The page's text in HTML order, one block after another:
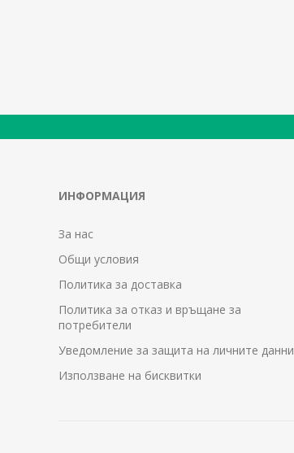
ИНФОРМАЦИЯ
За нас
Общи условия
Политика за доставка
Политика за отказ и връщане за
потребители
Уведомление за защита на личните данни
Използване на бисквитки